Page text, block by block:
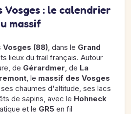
Vosges : le calendrier
massif
Vosges (88), dans le Grand
lieux du trail français. Autour
de Gérardmer, de La
, le massif des Vosges
chaumes d'altitude, ses lacs
de sapins, avec le Hohneck
et le GR5 en fil